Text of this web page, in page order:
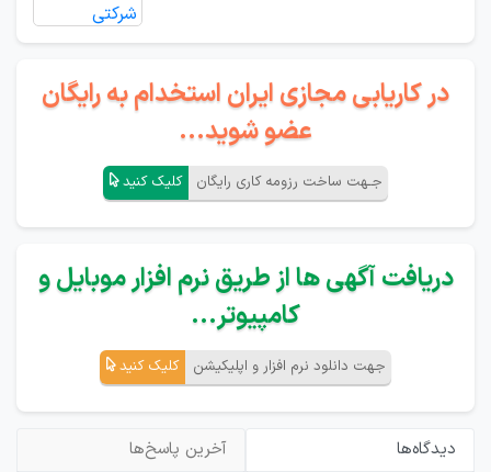
در کاریابی مجازی ایران استخدام به رایگان
عضو شوید...
جـهت ساخت رزومه کاری رایگان کلیک کنید
دریافت آگهی ها از طریق نرم افزار موبایل و
کامپیوتر...
جهت دانلود نرم افزار و اپلیکیشن کلیک کنید
دیدگاه‌ها
آخرین پاسخ‌ها